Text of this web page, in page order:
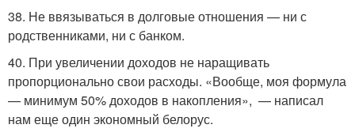
38. Не ввязываться в долговые отношения — ни с
родственниками, ни с банком.
40. При увеличении доходов не наращивать
пропорционально свои расходы. «Вообще, моя формула
— минимум 50% доходов в накопления», — написал
нам еще один экономный белорус.